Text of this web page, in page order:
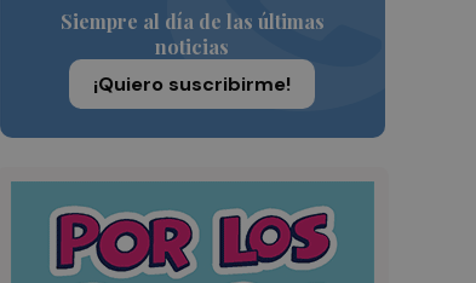
Siempre al día de las últimas
noticias
¡Quiero suscribirme!